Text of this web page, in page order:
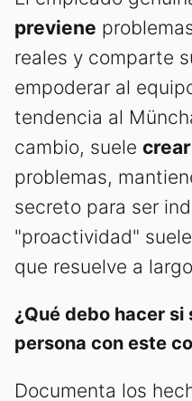
previene
reales y comparte
empoderar al
tendencia al
cambio, suele
problemas,
secreto para ser
"proactividad"
que resuelve a
¿Qué debo hacer si
persona con este
Documenta los